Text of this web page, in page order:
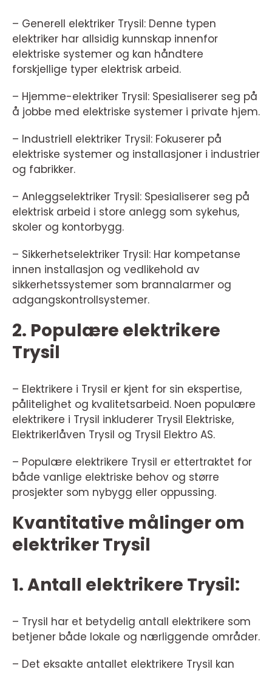
– Generell elektriker Trysil: Denne typen
elektriker har allsidig kunnskap innenfor
elektriske systemer og kan håndtere
forskjellige typer elektrisk arbeid.
– Hjemme-elektriker Trysil: Spesialiserer seg på
å jobbe med elektriske systemer i private hjem.
– Industriell elektriker Trysil: Fokuserer på
elektriske systemer og installasjoner i industrier
og fabrikker.
– Anleggselektriker Trysil: Spesialiserer seg på
elektrisk arbeid i store anlegg som sykehus,
skoler og kontorbygg.
– Sikkerhetselektriker Trysil: Har kompetanse
innen installasjon og vedlikehold av
sikkerhetssystemer som brannalarmer og
adgangskontrollsystemer.
2. Populære elektrikere
Trysil
– Elektrikere i Trysil er kjent for sin ekspertise,
pålitelighet og kvalitetsarbeid. Noen populære
elektrikere i Trysil inkluderer Trysil Elektriske,
Elektrikerlåven Trysil og Trysil Elektro AS.
– Populære elektrikere Trysil er ettertraktet for
både vanlige elektriske behov og større
prosjekter som nybygg eller oppussing.
Kvantitative målinger om
elektriker Trysil
1. Antall elektrikere Trysil:
– Trysil har et betydelig antall elektrikere som
betjener både lokale og nærliggende områder.
– Det eksakte antallet elektrikere Trysil kan